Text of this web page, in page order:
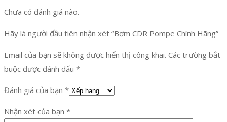
Chưa có đánh giá nào.
Hãy là người đầu tiên nhận xét “Bơm CDR Pompe Chính Hãng”
Email của bạn sẽ không được hiển thị công khai. Các trường bắt
buộc được đánh dấu *
Đánh giá của bạn *
Nhận xét của bạn *